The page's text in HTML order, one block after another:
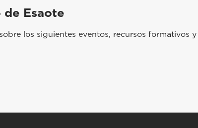
Esaote
los siguientes eventos, recursos formativos